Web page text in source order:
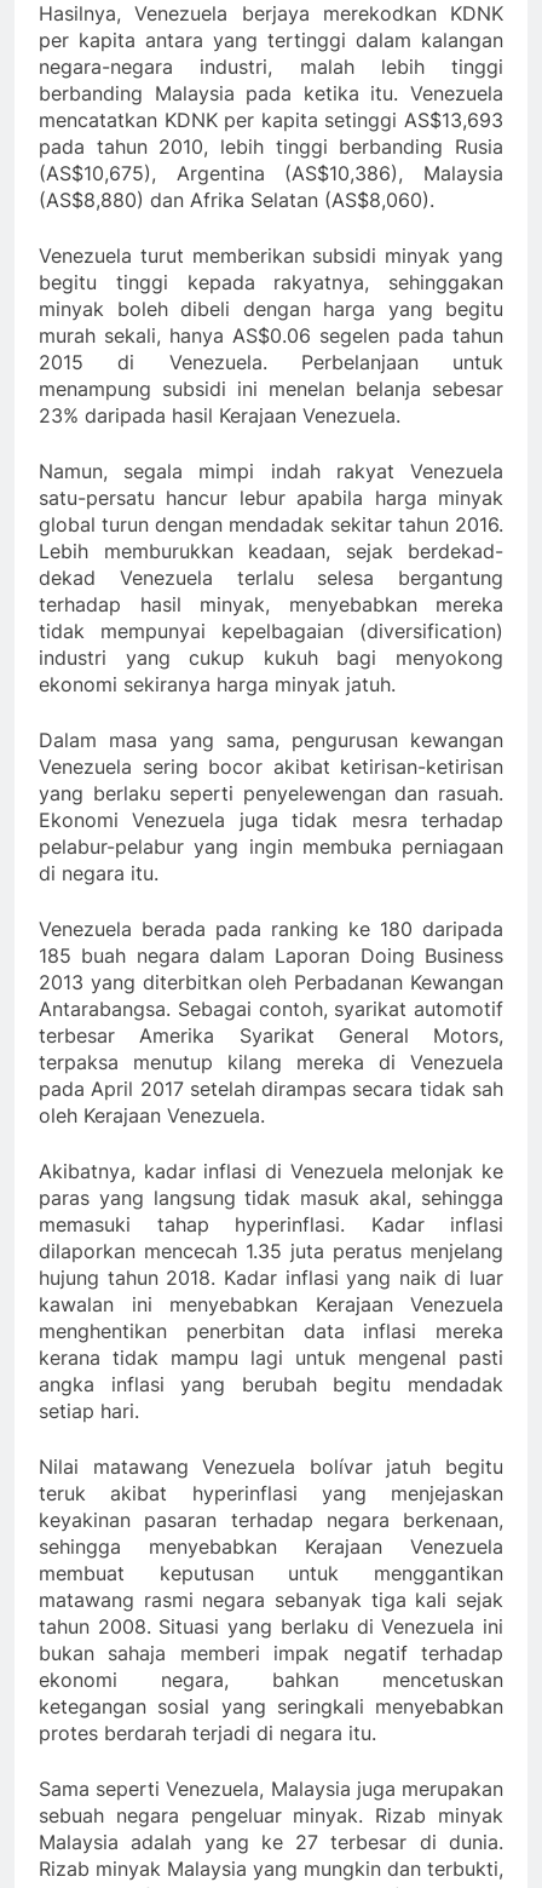
Hasilnya, Venezuela berjaya merekodkan KDNK
per kapita antara yang tertinggi dalam kalangan
negara-negara industri, malah lebih tinggi
berbanding Malaysia pada ketika itu. Venezuela
mencatatkan KDNK per kapita setinggi AS$13,693
pada tahun 2010, lebih tinggi berbanding Rusia
(AS$10,675), Argentina (AS$10,386), Malaysia
(AS$8,880) dan Afrika Selatan (AS$8,060).
Venezuela turut memberikan subsidi minyak yang
begitu tinggi kepada rakyatnya, sehinggakan
minyak boleh dibeli dengan harga yang begitu
murah sekali, hanya AS$0.06 segelen pada tahun
2015 di Venezuela. Perbelanjaan untuk
menampung subsidi ini menelan belanja sebesar
23% daripada hasil Kerajaan Venezuela.
Namun, segala mimpi indah rakyat Venezuela
satu-persatu hancur lebur apabila harga minyak
global turun dengan mendadak sekitar tahun 2016.
Lebih memburukkan keadaan, sejak berdekad-
dekad Venezuela terlalu selesa bergantung
terhadap hasil minyak, menyebabkan mereka
tidak mempunyai kepelbagaian (diversification)
industri yang cukup kukuh bagi menyokong
ekonomi sekiranya harga minyak jatuh.
Dalam masa yang sama, pengurusan kewangan
Venezuela sering bocor akibat ketirisan-ketirisan
yang berlaku seperti penyelewengan dan rasuah.
Ekonomi Venezuela juga tidak mesra terhadap
pelabur-pelabur yang ingin membuka perniagaan
di negara itu.
Venezuela berada pada ranking ke 180 daripada
185 buah negara dalam Laporan Doing Business
2013 yang diterbitkan oleh Perbadanan Kewangan
Antarabangsa. Sebagai contoh, syarikat automotif
terbesar Amerika Syarikat General Motors,
terpaksa menutup kilang mereka di Venezuela
pada April 2017 setelah dirampas secara tidak sah
oleh Kerajaan Venezuela.
Akibatnya, kadar inflasi di Venezuela melonjak ke
paras yang langsung tidak masuk akal, sehingga
memasuki tahap hyperinflasi. Kadar inflasi
dilaporkan mencecah 1.35 juta peratus menjelang
hujung tahun 2018. Kadar inflasi yang naik di luar
kawalan ini menyebabkan Kerajaan Venezuela
menghentikan penerbitan data inflasi mereka
kerana tidak mampu lagi untuk mengenal pasti
angka inflasi yang berubah begitu mendadak
setiap hari.
Nilai matawang Venezuela bolívar jatuh begitu
teruk akibat hyperinflasi yang menjejaskan
keyakinan pasaran terhadap negara berkenaan,
sehingga menyebabkan Kerajaan Venezuela
membuat keputusan untuk menggantikan
matawang rasmi negara sebanyak tiga kali sejak
tahun 2008. Situasi yang berlaku di Venezuela ini
bukan sahaja memberi impak negatif terhadap
ekonomi negara, bahkan mencetuskan
ketegangan sosial yang seringkali menyebabkan
protes berdarah terjadi di negara itu.
Sama seperti Venezuela, Malaysia juga merupakan
sebuah negara pengeluar minyak. Rizab minyak
Malaysia adalah yang ke 27 terbesar di dunia.
Rizab minyak Malaysia yang mungkin dan terbukti,